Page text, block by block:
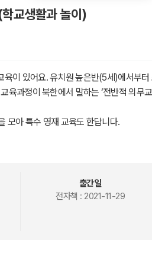
교생활과 놀이)
육이 있어요. 유치원 높은반(5세)에서부
육과정이 북한에서 말하는 ‘전반적 의무
모아 특수 영재 교육도 한답니다.
출간일
전자책 : 2021-11-29